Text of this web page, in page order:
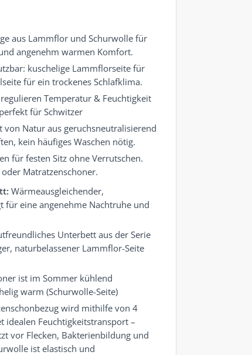
aus Lammflor und Schurwolle für
angenehm warmen Komfort.
kuschelige Lammflorseite für
für ein trockenes Schlafklima.
Temperatur & Feuchtigkeit
für Schwitzer
von Natur aus geruchsneutralisierend
kein häufiges Waschen nötig.
für festen Sitz ohne Verrutschen.
Matratzenschoner.
Wärmeausgleichender,
für eine angenehme Nachtruhe und
Unterbett aus der Serie
naturbelassener Lammflor-Seite
ist im Sommer kühlend
warm (Schurwolle-Seite)
wird mithilfe von 4
idealen Feuchtigkeitstransport –
vor Flecken, Bakterienbildung und
ist elastisch und